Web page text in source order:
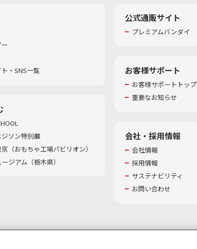
・SNS一覧
ジソン特別展
（おもちゃ工場パビリオン）​
ジアム（栃木県）
公式通販サイト
プレミアムバンダイ
お客様サポート
お客様サポートトップ
重要なお知らせ
会社・採用情報
会社情報
採用情報
サステナビリティ
お問い合わせ